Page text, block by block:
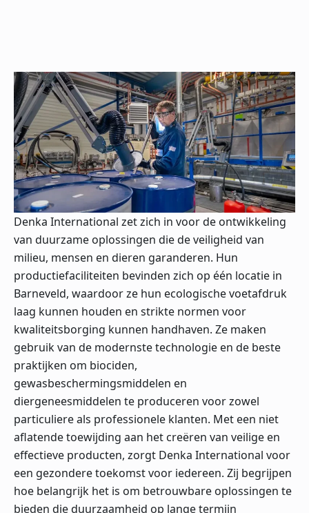
Denka International zet zich in voor de ontwikkeling
van duurzame oplossingen die de veiligheid van
milieu, mensen en dieren garanderen. Hun
productiefaciliteiten bevinden zich op één locatie in
Barneveld, waardoor ze hun ecologische voetafdruk
laag kunnen houden en strikte normen voor
kwaliteitsborging kunnen handhaven. Ze maken
gebruik van de modernste technologie en de beste
praktijken om biociden,
gewasbeschermingsmiddelen en
diergeneesmiddelen te produceren voor zowel
particuliere als professionele klanten. Met een niet
aflatende toewijding aan het creëren van veilige en
effectieve producten, zorgt Denka International voor
een gezondere toekomst voor iedereen. Zij begrijpen
hoe belangrijk het is om betrouwbare oplossingen te
bieden die duurzaamheid op lange termijn